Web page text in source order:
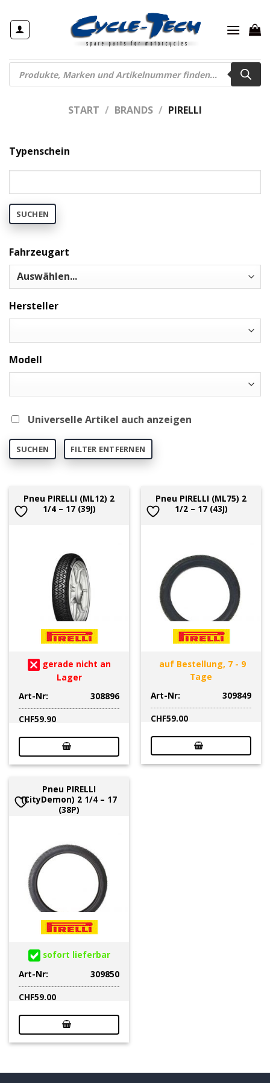
Inhalt
springen
Products
search
START / BRANDS / PIRELLI
Typenschein
SUCHEN
Fahrzeugart
Hersteller
Modell
Universelle Artikel auch anzeigen
SUCHEN FILTER ENTFERNEN
Pneu PIRELLI (ML12) 2
1/4 – 17 (39J)
gerade nicht an
Lager
Art-Nr:
308896
CHF59.90
Pneu PIRELLI (ML75) 2
1/2 – 17 (43J)
auf Bestellung, 7 - 9
Tage
Art-Nr:
309849
CHF59.00
Pneu PIRELLI
(CityDemon) 2 1/4 – 17
(38P)
sofort lieferbar
Art-Nr:
309850
CHF59.00